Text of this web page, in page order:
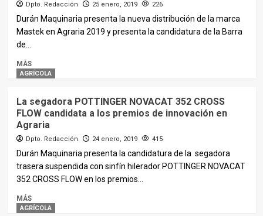
Dpto. Redacción 25 enero, 2019 226
Durán Maquinaria presenta la nueva distribución de la marca
Mastek en Agraria 2019 y presenta la candidatura de la Barra
de...
MÁS
AGRÍCOLA
La segadora POTTINGER NOVACAT 352 CROSS
FLOW candidata a los premios de innovación en
Agraria
Dpto. Redacción 24 enero, 2019 415
Durán Maquinaria presenta la candidatura de la segadora
trasera suspendida con sinfín hilerador POTTINGER NOVACAT
352 CROSS FLOW en los premios...
MÁS
AGRÍCOLA